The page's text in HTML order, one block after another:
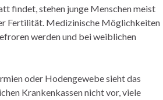
findet, stehen junge Menschen meist
Fertilität. Medizinische Möglichkeiten
werden und bei weiblichen
oder Hodengewebe sieht das
Krankenkassen nicht vor, viele